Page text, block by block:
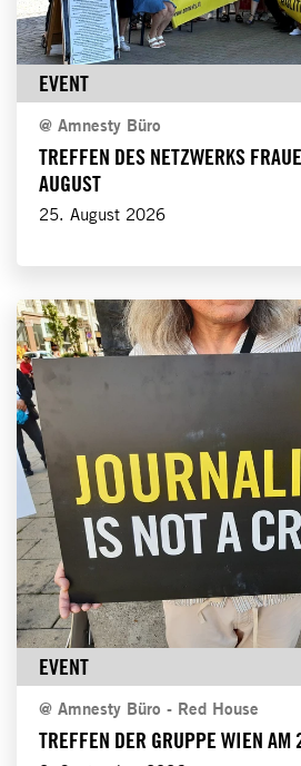
EVENT
@ Amnesty Büro
TREFFEN DES NETZWERKS
AUGUST
25. August 2026
EVENT
@ Amnesty Büro - Red House
TREFFEN DER GRUPPE WIEN